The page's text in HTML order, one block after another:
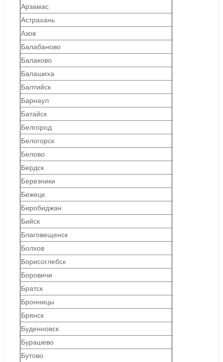
Арзамас
Астрахань
Азов
Балабаново
Балаково
Балашиха
Балтийск
Барнаул
Батайск
Белгород
Белогорск
Белово
Бердск
Березники
Бежецк
Биробиджан
Бийск
Благовещенск
Болхов
Борисоглебск
Боровичи
Братск
Бронницы
Брянск
Буденновск
Бурашево
Бутово